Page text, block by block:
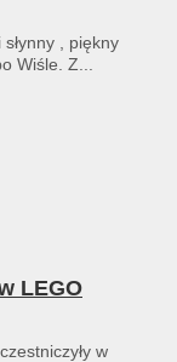
, piękny
Wiśle. Z...
LEGO
w